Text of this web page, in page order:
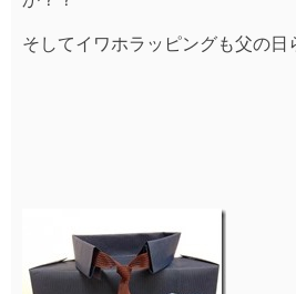
そしてイワホラッピングも父の日